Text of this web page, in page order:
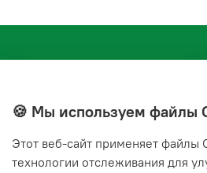
+7(843) 210-20-24
🍪 Мы используем файлы
Этот веб‑сайт применяет файлы
технологии отслеживания для